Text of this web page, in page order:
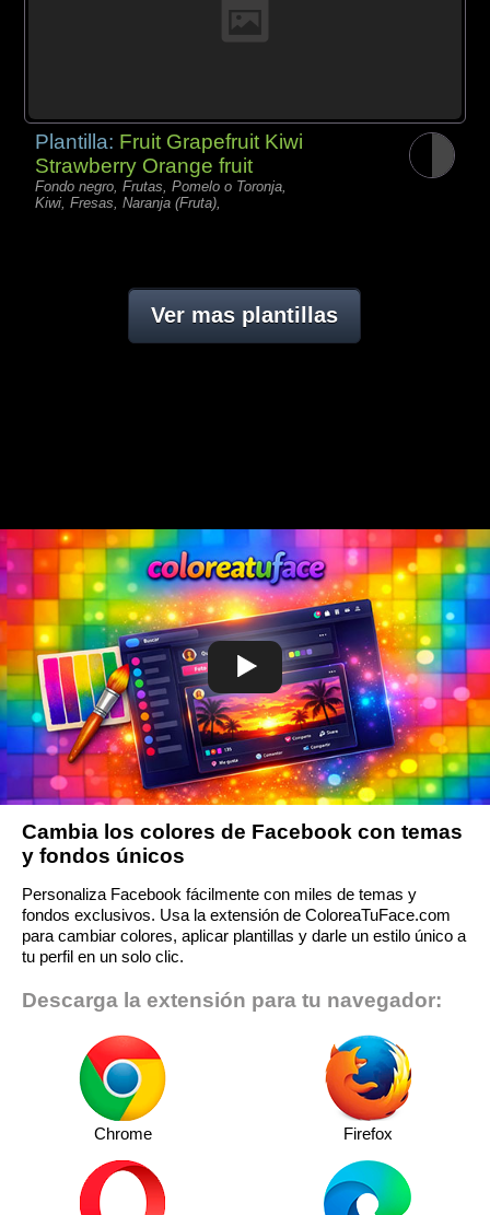
Plantilla: Fruit Grapefruit Kiwi
Strawberry Orange fruit
Fondo negro, Frutas, Pomelo o Toronja,
Kiwi, Fresas, Naranja (Fruta),
Ver mas plantillas
Cambia los colores de Facebook con temas
y fondos únicos
Personaliza Facebook fácilmente con miles de temas y
fondos exclusivos. Usa la extensión de ColoreaTuFace.com
para cambiar colores, aplicar plantillas y darle un estilo único a
tu perfil en un solo clic.
Descarga la extensión para tu navegador:
Chrome Firefox